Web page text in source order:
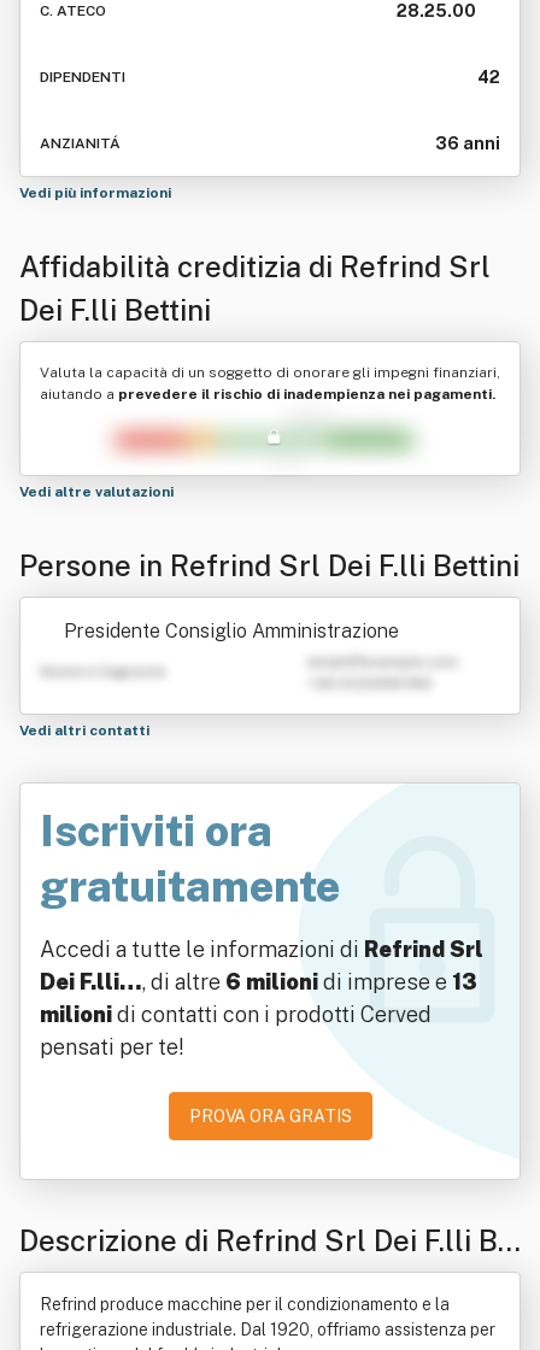
C. ATECO 28.25.00
DIPENDENTI 42
ANZIANITÁ 36 anni
Vedi più informazioni
Affidabilità creditizia di Refrind Srl
Dei F.lli Bettini
Valuta la capacità di un soggetto di onorare gli impegni finanziari,
aiutando a prevedere il rischio di inadempienza nei pagamenti.
Vedi altre valutazioni
Persone in Refrind Srl Dei F.lli Bettini
Presidente Consiglio Amministrazione
Nome e Cognome
Vedi altri contatti
Iscriviti ora
gratuitamente
Accedi a tutte le informazioni di Refrind Srl
Dei F.lli…, di altre 6 milionidi imprese e 13
milionidi contatti con i prodotti Cerved
pensati per te!
PROVA ORA GRATIS
Descrizione di Refrind Srl Dei F.lli Be
ttini
Refrind produce macchine per il condizionamento e la
refrigerazione industriale. Dal 1920, offriamo assistenza per